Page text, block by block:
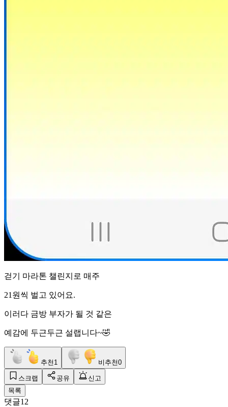
걷기 마라톤 챌린지로 매주
21원씩 벌고 있어요.
이러다 금방 부자가 될 것 같은
예감에 두근두근 설랩니다~🤣
추천 1 비추천0
스크랩 공유
신고
목록
댓글12